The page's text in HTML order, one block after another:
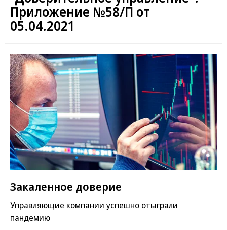
Приложение №58/П от
05.04.2021
Закаленное доверие
Управляющие компании успешно отыграли
пандемию